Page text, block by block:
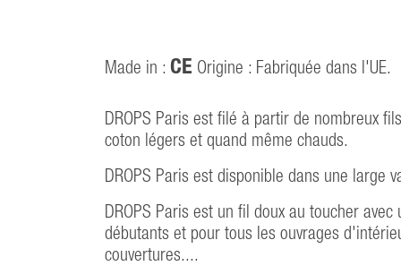
Made in : CE Origine : Fabriquée dans l'UE.
DROPS Paris est filé à partir de nombreux
coton légers et quand même chauds.
DROPS Paris est disponible dans une large
DROPS Paris est un fil doux au toucher
débutants et pour tous les ouvrages
couvertures....